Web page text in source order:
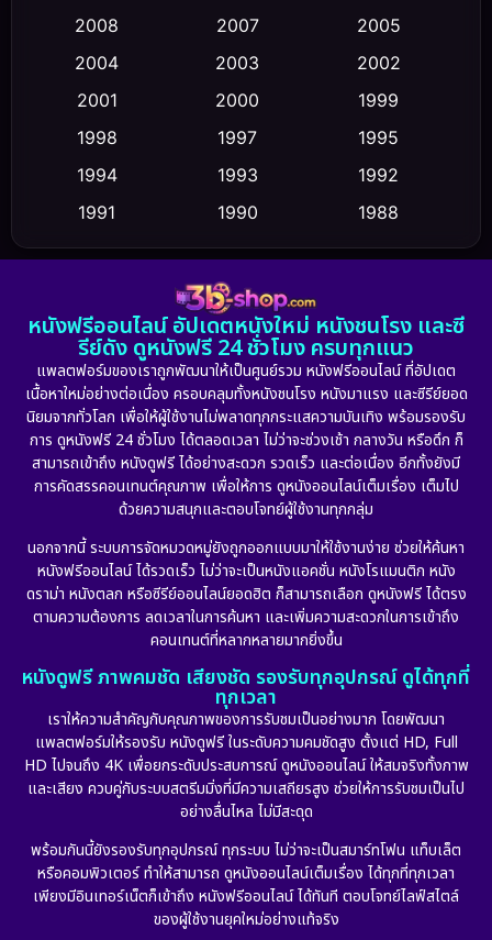
Conspiracy
Crime อาชญากรรม (355)
Culture (23)
Dance เต้น
Detective สืบสวน (5)
Detective สืบสวน (56)
Disaster (10)
Disney+ (24)
Drama ดราม่า (898)
Dystopian (17)
Emotional (101)
Epic มหากาพย์ (17)
Erotic (10)
Fantasy จินตนาการ (265)
2008
2007
2005
2004
2003
2002
2001
2000
1999
1998
1997
1995
1994
1993
1992
1991
1990
1988
1986
1985
1983
1981
1974
1971 1962
หนังฟรีออนไลน์ อัปเดตหนังใหม่ หนังชนโรง และซี
รีย์ดัง ดูหนังฟรี 24 ชั่วโมง ครบทุกแนว
แพลตฟอร์มของเราถูกพัฒนาให้เป็นศูนย์รวม หนังฟรีออนไลน์ ที่อัปเดต
เนื้อหาใหม่อย่างต่อเนื่อง ครอบคลุมทั้งหนังชนโรง หนังมาแรง และซีรีย์ยอด
นิยมจากทั่วโลก เพื่อให้ผู้ใช้งานไม่พลาดทุกกระแสความบันเทิง พร้อมรองรับ
การ ดูหนังฟรี 24 ชั่วโมง ได้ตลอดเวลา ไม่ว่าจะช่วงเช้า กลางวัน หรือดึก ก็
สามารถเข้าถึง หนังดูฟรี ได้อย่างสะดวก รวดเร็ว และต่อเนื่อง อีกทั้งยังมี
การคัดสรรคอนเทนต์คุณภาพ เพื่อให้การ ดูหนังออนไลน์เต็มเรื่อง เต็มไป
ด้วยความสนุกและตอบโจทย์ผู้ใช้งานทุกกลุ่ม
นอกจากนี้ ระบบการจัดหมวดหมู่ยังถูกออกแบบมาให้ใช้งานง่าย ช่วยให้ค้นหา
หนังฟรีออนไลน์ ได้รวดเร็ว ไม่ว่าจะเป็นหนังแอคชั่น หนังโรแมนติก หนัง
ดราม่า หนังตลก หรือซีรีย์ออนไลน์ยอดฮิต ก็สามารถเลือก ดูหนังฟรี ได้ตรง
ตามความต้องการ ลดเวลาในการค้นหา และเพิ่มความสะดวกในการเข้าถึง
คอนเทนต์ที่หลากหลายมากยิ่งขึ้น
หนังดูฟรี ภาพคมชัด เสียงชัด รองรับทุกอุปกรณ์ ดูได้ทุกที่
ทุกเวลา
เราให้ความสำคัญกับคุณภาพของการรับชมเป็นอย่างมาก โดยพัฒนา
แพลตฟอร์มให้รองรับ หนังดูฟรี ในระดับความคมชัดสูง ตั้งแต่ HD, Full
HD ไปจนถึง 4K เพื่อยกระดับประสบการณ์ ดูหนังออนไลน์ ให้สมจริงทั้งภาพ
และเสียง ควบคู่กับระบบสตรีมมิ่งที่มีความเสถียรสูง ช่วยให้การรับชมเป็นไป
อย่างลื่นไหล ไม่มีสะดุด
พร้อมกันนี้ยังรองรับทุกอุปกรณ์ ทุกระบบ ไม่ว่าจะเป็นสมาร์ทโฟน แท็บเล็ต
หรือคอมพิวเตอร์ ทำให้สามารถ ดูหนังออนไลน์เต็มเรื่อง ได้ทุกที่ทุกเวลา
เพียงมีอินเทอร์เน็ตก็เข้าถึง หนังฟรีออนไลน์ ได้ทันที ตอบโจทย์ไลฟ์สไตล์
ของผู้ใช้งานยุคใหม่อย่างแท้จริง